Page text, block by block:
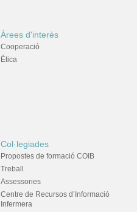
Àrees d'interès
Cooperació
Ètica
Col·legiades
Propostes de formació COIB
Treball
Assessories
Centre de Recursos d’Informació
Infermera